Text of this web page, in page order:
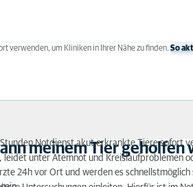
verwenden, um Kliniken in Ihrer Nähe zu finden. So
geholfen werden?
meinem Tier geholfen
Notdienst akut erkrankte Tiere sofort
unter Atemnot und Kreislaufproblemen
24h vor Ort und werden es schnellstmöglich